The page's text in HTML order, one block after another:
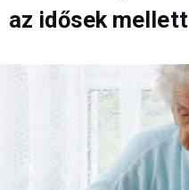
az idősek mellett